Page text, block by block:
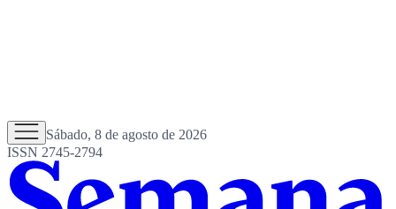
Sábado, 8 de agosto de 2026
ISSN 2745-2794